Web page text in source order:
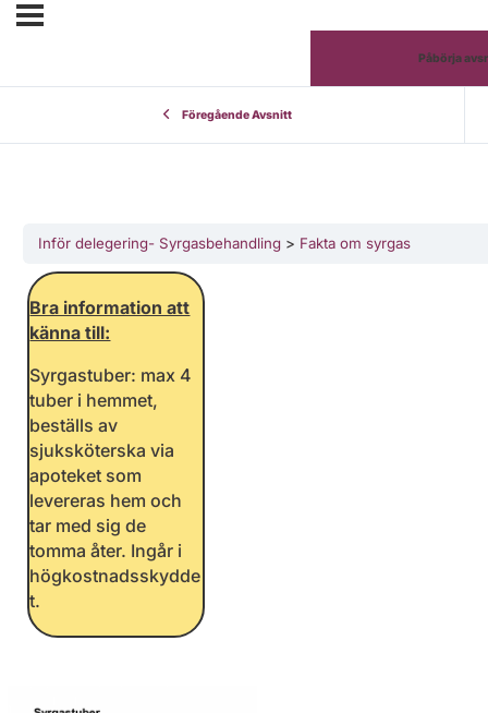
Påbörja
Föregående Avsnitt
Inför delegering- Syrgasbehandling Fakta om syrgas
Bra information att
känna till:
Syrgastuber: max 4
tuber i hemmet,
beställs av
sjuksköterska via
apoteket som
levereras hem och
tar med sig de
tomma åter. Ingår i
högkostnadsskydde
t.